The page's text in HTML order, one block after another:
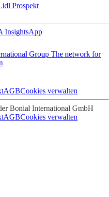
Prospekt
InsightsApp
Group The network for
AGBCookies verwalten
Bonial International GmbH
AGBCookies verwalten